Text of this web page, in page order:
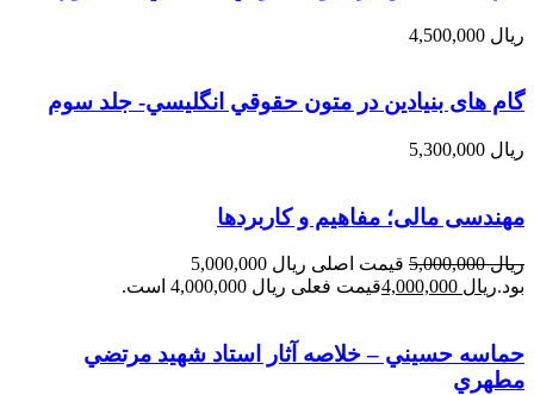
ریال
گام های بنیادین در متون حقوقي انگليسي- جلد سوم
ریال
مهندسی مالی؛ مفاهیم و کاربردها
ریال5,000,000
قیمت اصلی ریال 5,000,000
بود.ریال قیمت فعلی ریال 4,000,000 است.
حماسه حسيني – خلاصه آثار استاد شهيد مرتضي
مطهري